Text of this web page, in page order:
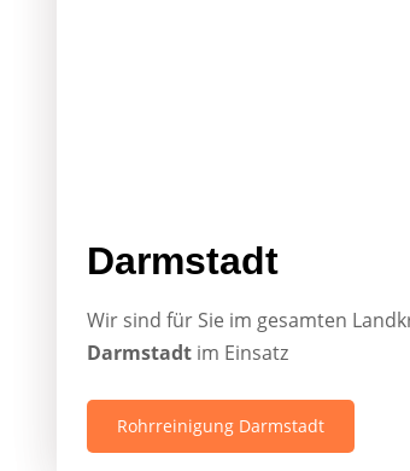
Darmstadt
Wir sind für Sie im gesamten
Darmstadt im Einsatz
Rohrreinigung Darmstadt